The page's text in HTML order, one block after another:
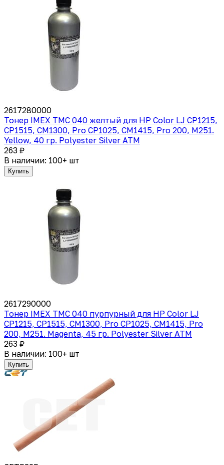
2617280000
Тонер IMEX TMC 040 желтый для HP Color LJ CP1215,
CP1515, CM1300, Pro CP1025, CM1415, Pro 200, M251.
Yellow, 40 гр. Polyester Silver ATM
263 ₽
В наличии: 100+ шт
Купить
2617290000
Тонер IMEX TMC 040 пурпурный для HP Color LJ
CP1215, CP1515, CM1300, Pro CP1025, CM1415, Pro
200, M251. Magenta, 45 гр. Polyester Silver ATM
263 ₽
В наличии: 100+ шт
Купить